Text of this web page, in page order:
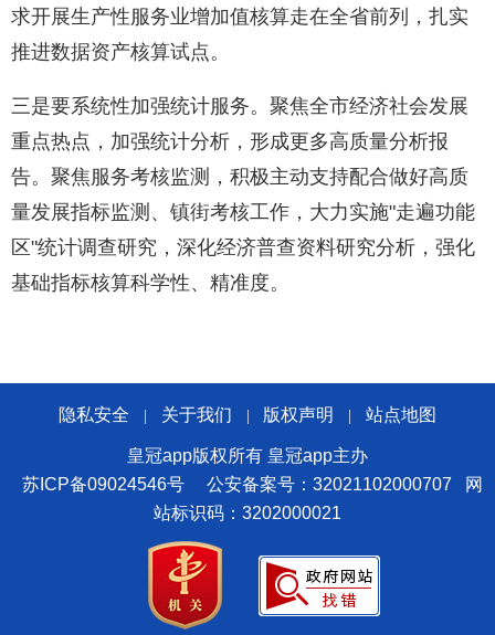
求开展生产性服务业增加值核算走在全省前列，扎实
推进数据资产核算试点。
三是要系统性加强统计服务。聚焦全市经济社会发展
重点热点，加强统计分析，形成更多高质量分析报
告。聚焦服务考核监测，积极主动支持配合做好高质
量发展指标监测、镇街考核工作，大力实施"走遍功能
区"统计调查研究，深化经济普查资料研究分析，强化
基础指标核算科学性、精准度。
隐私安全 关于我们 版权声明 站点地图
皇冠app版权所有 皇冠app主办
苏ICP备09024546号
公安备案号：32021102000707
网
站标识码：3202000021